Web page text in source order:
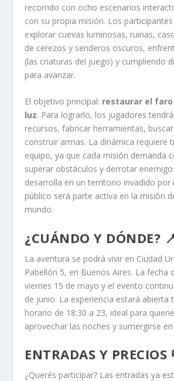
recorrido con ocho escenarios
con su propia misión. Los
explorar cuevas luminosas, ruinas,
de cerezos y senderos oscuros,
(las criaturas del juego) y cumpliendo
para avanzar.
El objetivo principal: restaurar el
luz. Para lograrlo, los jugadores
recursos, fabricar herramientas,
construir armas. La dinámica requiere
equipo, ya que cada misión demanda
superar obstáculos y derrotar
desarrolla en un territorio invadido por
público será parte activa en la misión
mundo.
¿CUÁNDO Y DÓNDE?
La aventura se podrá vivir en Ciudad
Pabellón 5, en Buenos Aires. La fecha
viernes 15 de mayo y el evento
de junio. La experiencia estará abierta
horario de 18:30 a 23, ideal para
aprovechar las noches y sumergirse
ENTRADAS Y
¿Querés participar? Las entradas ya